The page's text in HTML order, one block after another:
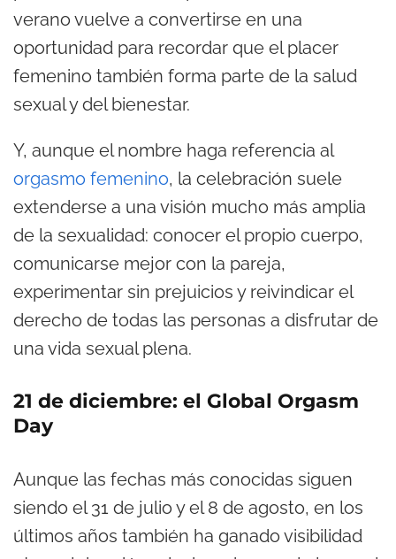
verano vuelve a convertirse en una
oportunidad para recordar que el placer
femenino también forma parte de la salud
sexual y del bienestar.
Y, aunque el nombre haga referencia al
orgasmo femenino, la celebración suele
extenderse a una visión mucho más amplia
de la sexualidad: conocer el propio cuerpo,
comunicarse mejor con la pareja,
experimentar sin prejuicios y reivindicar el
derecho de todas las personas a disfrutar de
una vida sexual plena.
21 de diciembre: el Global Orgasm
Day
Aunque las fechas más conocidas siguen
siendo el 31 de julio y el 8 de agosto, en los
últimos años también ha ganado visibilidad